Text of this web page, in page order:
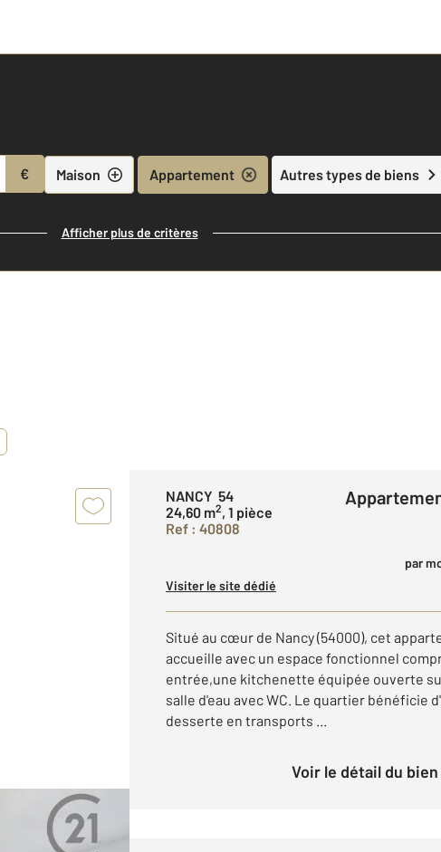
€ Maison Appartement Autres types de biens
Afficher plus de critères
NANCY 54
24,60 m2, 1 pièce
Ref : 40808
par
Visiter le site dédié
Situé au cœur de Nancy (54000), cet
accueille avec un espace fonctionnel
entrée,une kitchenette équipée ouverte
salle d'eau avec WC. Le quartier bénéficie
desserte en transports ...
Voir le détail du bien